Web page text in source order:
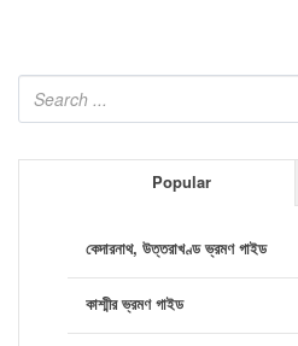
Popular
কেদারনাথ, উত্তরাখণ্ড ভ্রমণ গাইড
কাশ্মীর ভ্রমণ গাইড